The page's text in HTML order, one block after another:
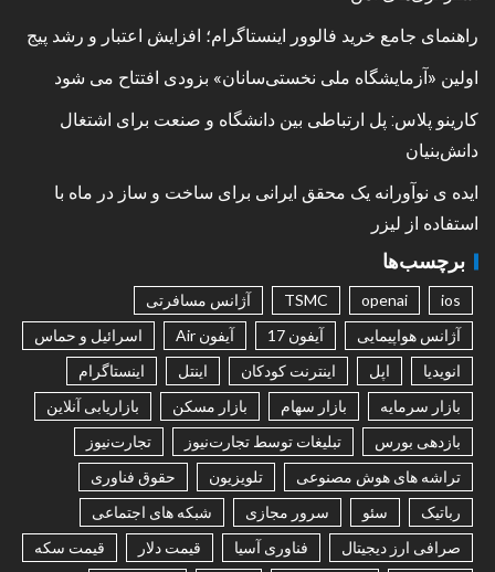
راهنمای جامع خرید فالوور اینستاگرام؛ افزایش اعتبار و رشد پیج
اولین «آزمایشگاه ملی نخستی‌سانان» بزودی افتتاح می شود
کارینو پلاس: پل ارتباطی بین دانشگاه و صنعت برای اشتغال
دانش‌بنیان
ایده ی نوآورانه یک محقق ایرانی برای ساخت و ساز در ماه با
استفاده از لیزر
برچسب‌ها
ios
openai
TSMC
آژانس مسافرتی
آژانس هواپیمایی
آیفون 17 آیفون Air
اسرائیل و حماس
انویدیا
اپل اینترنت کودکان اینتل
اینستاگرام
بازار سرمایه
بازار سهام بازار مسکن
بازاریابی آنلاین
بازدهی بورس
تبلیغات توسط تجارت‌نیوز
تجارت‌نیوز
تراشه های هوش مصنوعی
تلویزیون
حقوق فناوری
رباتیک
سئو سرور مجازی
شبکه های اجتماعی
صرافی ارز دیجیتال
فناوری آسیا قیمت دلار
قیمت سکه